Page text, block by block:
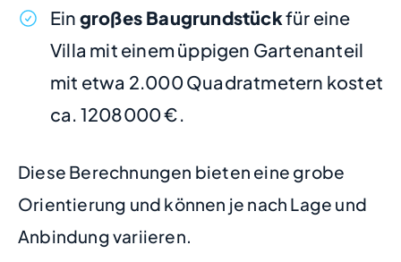
Ein großes Baugrundstückfür eine
Villa mit einem üppigen Gartenanteil
mit etwa 2.000 Quadratmetern kostet
ca. 1208000 €.
Diese Berechnungen bieten eine grobe
Orientierung und können je nach Lage und
Anbindung variieren.